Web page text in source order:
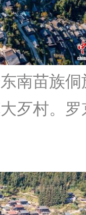
南苗族侗
歹村。罗